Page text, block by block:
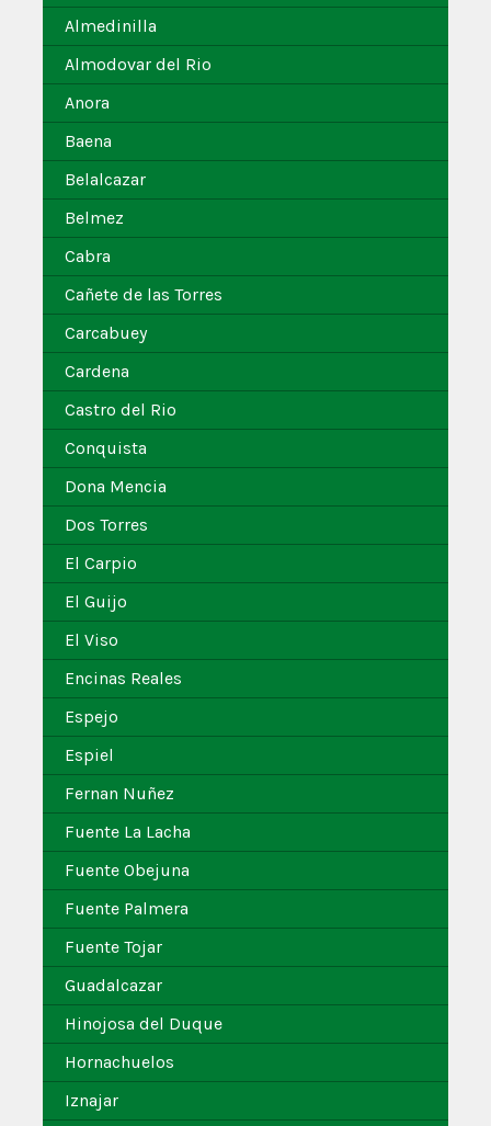
Almedinilla
Almodovar del Rio
Anora
Baena
Belalcazar
Belmez
Cabra
Cañete de las Torres
Carcabuey
Cardena
Castro del Rio
Conquista
Dona Mencia
Dos Torres
El Carpio
El Guijo
El Viso
Encinas Reales
Espejo
Espiel
Fernan Nuñez
Fuente La Lacha
Fuente Obejuna
Fuente Palmera
Fuente Tojar
Guadalcazar
Hinojosa del Duque
Hornachuelos
Iznajar